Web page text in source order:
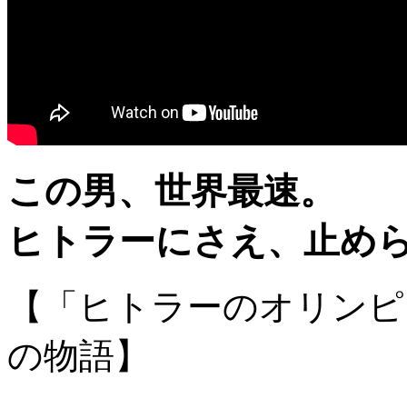
この男、世界最速。
ヒトラーにさえ、止め
【「ヒトラーのオリン
の物語】